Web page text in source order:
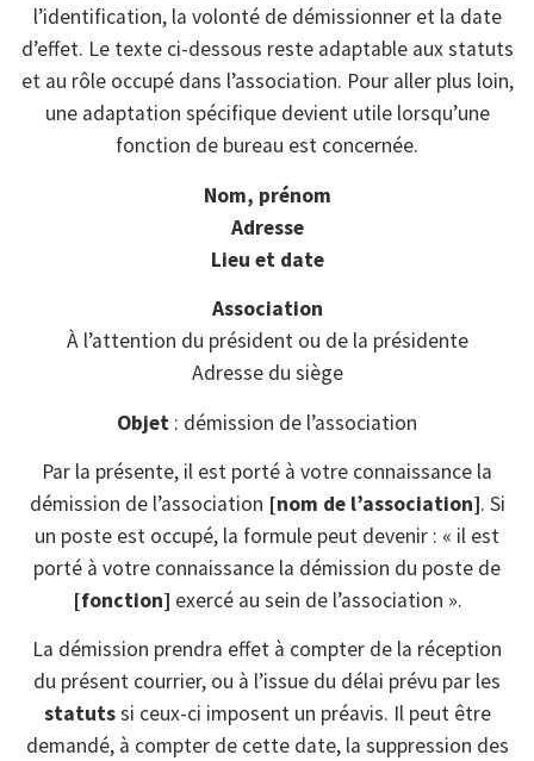
l’identification, la volonté de démissionner et la date
d’effet. Le texte ci-dessous reste adaptable aux statuts
et au rôle occupé dans l’association. Pour aller plus loin,
une adaptation spécifique devient utile lorsqu’une
fonction de bureau est concernée.
Nom, prénom
Adresse
Lieu et date
Association
À l’attention du président ou de la présidente
Adresse du siège
Objet : démission de l’association
Par la présente, il est porté à votre connaissance la
démission de l’association [nom de l’association]. Si
un poste est occupé, la formule peut devenir : « il est
porté à votre connaissance la démission du poste de
[fonction] exercé au sein de l’association ».
La démission prendra effet à compter de la réception
du présent courrier, ou à l’issue du délai prévu par les
statutssi ceux-ci imposent un préavis. Il peut être
demandé, à compter de cette date, la suppression des